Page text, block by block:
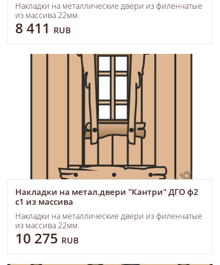
Накладки на металлические двери из филенчатые
из массива 22мм.
8 411 RUB
Накладки на метал.двери "Кантри" ДГО ф2
с1 из массива
Накладки на металлические двери из филенчатые
из массива 22мм.
10 275 RUB